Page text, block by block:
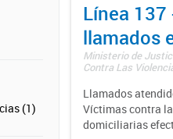
(1)
Línea
llamados
Ministerio de
Contra Las
Llamados
Víctimas contra
domiciliarias